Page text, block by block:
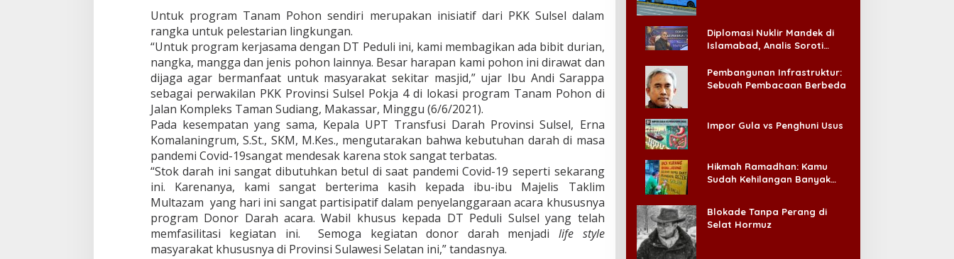
t
a
s
L
e
m
b
a
g
a
D
a
l
m
G
i
t
Untuk program Tanam Pohon sendiri merupakan inisiatif dari PKK Sulsel dalam
rangka untuk pelestarian lingkungan.
“Untuk program kerjasama dengan DT Peduli ini, kami membagikan ada bibit durian,
nangka, mangga dan jenis pohon lainnya. Besar harapan kami pohon ini dirawat dan
dijaga agar bermanfaat untuk masyarakat sekitar masjid,” ujar Ibu Andi Sarappa
sebagai perwakilan PKK Provinsi Sulsel Pokja 4 di lokasi program Tanam Pohon di
Jalan Kompleks Taman Sudiang, Makassar, Minggu (6/6/2021).
Pada kesempatan yang sama, Kepala UPT Transfusi Darah Provinsi Sulsel, Erna
Komalaningrum, S.St., SKM, M.Kes., mengutarakan bahwa kebutuhan darah di masa
pandemi Covid-19sangat mendesak karena stok sangat terbatas.
“Stok darah ini sangat dibutuhkan betul di saat pandemi Covid-19 seperti sekarang
ini. Karenanya, kami sangat berterima kasih kepada ibu-ibu Majelis Taklim
Multazam yang hari ini sangat partisipatif dalam penyelanggaraan acara khususnya
program Donor Darah acara. Wabil khusus kepada DT Peduli Sulsel yang telah
memfasilitasi kegiatan ini. Semoga kegiatan donor darah menjadi life style
masyarakat khususnya di Provinsi Sulawesi Selatan ini,” tandasnya.
Diplomasi Nuklir Mandek di
Islamabad, Analis Soroti
Pembangunan Infrastruktur:
Sebuah Pembacaan Berbeda
Impor Gula vs Penghuni Usus
Hikmah Ramadhan: Kamu
Sudah Kehilangan Banyak
Blokade Tanpa Perang di
Selat Hormuz